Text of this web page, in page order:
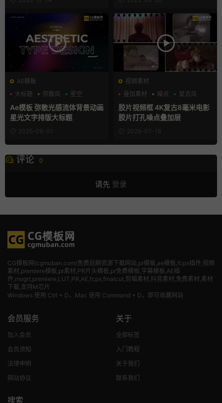
AE模板
大标题
弥散风 星空
Ae模板 弥散光感流体背景动画
星光文字排版大标题
2025-08-01
视频素材
叠加素材
噪点 复古风
胶片视频框 4K复古8毫米电影
胶片打孔噪点叠加层
2025-07-18
评论 0
请先 登录
CG模板网(cgmuban.com)免费后期资源下载网站,pr模板,ae模板,fcpx插件,视频
素材 ,premiere模板,pr素材,PR片头模板,pr免费模板,字幕模板,AE插
件,mogrt,premiere,LUT,PR,AE,fcpx,finalcut,剪辑素材,抖音素材,免费素材,素材
下载,支持M芯片
Windows 使用 Ctrl + D，Mac 使用 Command + D，即可收藏网站
会员服务
加入会员
会员须知
法律申明
网站协议
关于
全部标签
入门教程
关于我们
联系我们
搜索